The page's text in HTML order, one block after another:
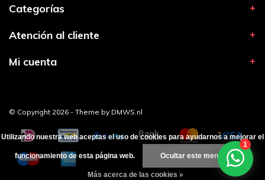
Categorías
Atención al cliente
Mi cuenta
© Copyright 2026 - Theme by DMWS.nl
Utilizando nuestra web aceptas el uso de cookies para ayudarnos a mejorar el
funcionamiento de esta página web. Ocultar este mensaje
Más acerca de las cookies »